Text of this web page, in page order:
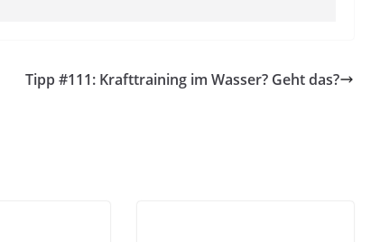
Tipp #111: Krafttraining im Wasser? Geht das?